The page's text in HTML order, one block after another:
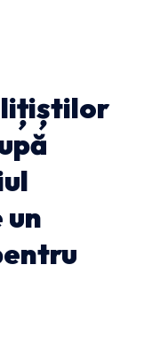
un